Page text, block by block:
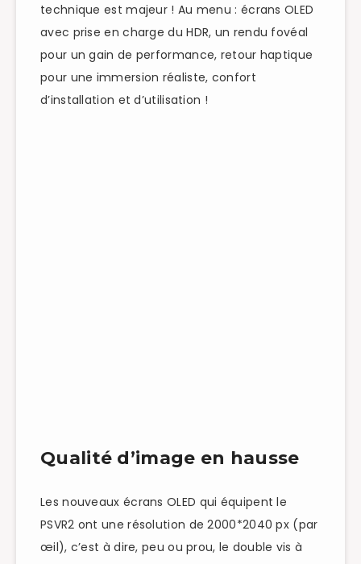
Entrées
PS Sense
Eye-
Tracking
Audio Jack 3.5mm
technique est majeur ! Au menu : écrans OLED
avec prise en charge du HDR, un rendu fovéal
pour un gain de performance, retour haptique
pour une immersion réaliste, confort
d’installation et d’utilisation !
Qualité d’image en hausse
Les nouveaux écrans OLED qui équipent le
PSVR2 ont une résolution de 2000*2040 px (par
œil), c’est à dire, peu ou prou, le double vis à